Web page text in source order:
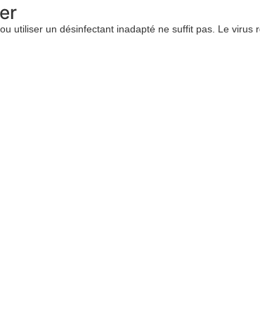
utiliser un désinfectant inadapté ne suffit pas. Le